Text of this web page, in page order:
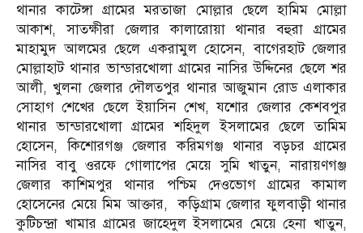
থানার কাটেঙ্গা গ্রামের মরতাজা মোল্লার ছেলে হামিম মোল্লা
আকাশ, সাতক্ষীরা জেলার কালারোয়া থানার বহুরা গ্রামের
মাহামুদ আলমের ছেলে একরামুল হোসেন, বাগেরহাট জেলার
মোল্লাহাট থানার ভান্ডারখোলা গ্রামের নাসির উদ্দিনের ছেলে শর
আলী, খুলনা জেলার দৌলতপুর থানার আজুমান রোড এলাকার
সোহাগ শেখের ছেলে ইয়াসিন শেখ, যশোর জেলার কেশবপুর
থানার ভান্ডারখোলা গ্রামের শহিদুল ইসলামের ছেলে তামিম
হোসেন, কিশোরগঞ্জ জেলার করিমগঞ্জ থানার বড়চর গ্রামের
নাসির বাবু ওরফে গোলাপের মেয়ে সুমি খাতুন, নারায়ণগঞ্জ
জেলার কাশিমপুর থানার পশ্চিম দেওভোগ গ্রামের কামাল
হোসেনের মেয়ে মিম আক্তার, কড়িগ্রাম জেলার ফুলবাড়ী থানার
কুটিচন্দ্রা খামার গ্রামের জাহেদুল ইসলামের মেয়ে হেনা খাতুন,